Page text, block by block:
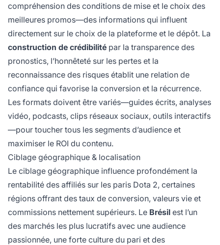
compréhension des conditions de mise et le choix des
meilleures promos—des informations qui influent
directement sur le choix de la plateforme et le dépôt. La
construction de crédibilité par la transparence des
pronostics, l’honnêteté sur les pertes et la
reconnaissance des risques établit une relation de
confiance qui favorise la conversion et la récurrence.
Les formats doivent être variés—guides écrits, analyses
vidéo, podcasts, clips réseaux sociaux, outils interactifs
—pour toucher tous les segments d’audience et
maximiser le ROI du contenu.
Ciblage géographique & localisation
Le ciblage géographique influence profondément la
rentabilité des affiliés sur les paris Dota 2, certaines
régions offrant des taux de conversion, valeurs vie et
commissions nettement supérieurs. Le Brésil est l’un
des marchés les plus lucratifs avec une audience
passionnée, une forte culture du pari et des